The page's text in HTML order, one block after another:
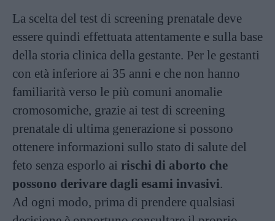
La scelta del test di screening prenatale deve
essere quindi effettuata attentamente e sulla base
della storia clinica della gestante. Per le gestanti
con età inferiore ai 35 anni e che non hanno
familiarità verso le più comuni anomalie
cromosomiche, grazie ai test di screening
prenatale di ultima generazione si possono
ottenere informazioni sullo stato di salute del
feto senza esporlo ai rischi di aborto che
possono derivare dagli esami invasivi.
Ad ogni modo, prima di prendere qualsiasi